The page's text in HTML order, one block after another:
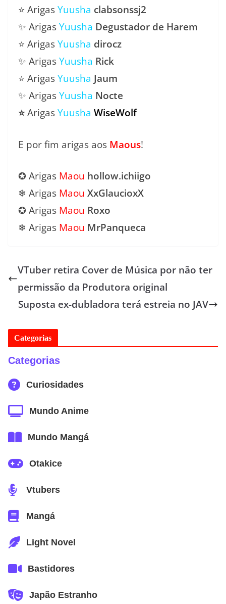
⭐ ArigasYuusha clabsonssj2
✨ ArigasYuusha Degustador de Harem
⭐ ArigasYuusha dirocz
✨ ArigasYuusha Rick
⭐ ArigasYuusha Jaum
✨ ArigasYuusha Nocte
⭐ArigasYuusha WiseWolf
E por fim arigas aos Maous!
✪ Arigas Maou hollow.ichiigo
❄ Arigas Maou XxGlaucioxX
✪ Arigas Maou Roxo
❄ Arigas Maou MrPanqueca
VTuber retira Cover de Música por não ter
permissão da Produtora original
Suposta ex-dubladora terá estreia no JAV
Categorias
Categorias
Curiosidades
Mundo Anime
Mundo Mangá
Otakice
Vtubers
Mangá
Light Novel
Bastidores
Japão Estranho